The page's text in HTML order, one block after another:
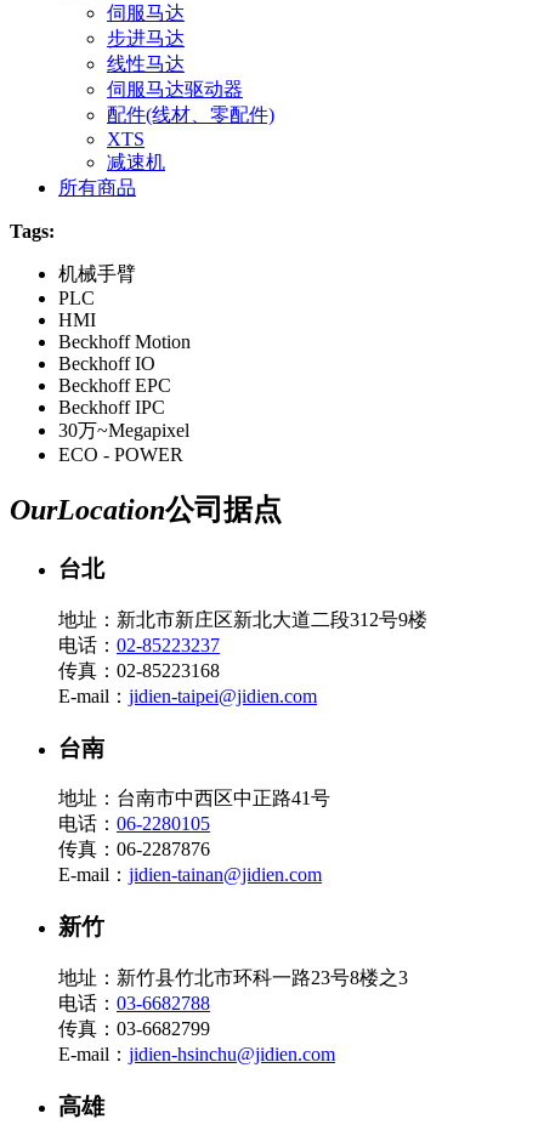
伺服马达
步进马达
线性马达
伺服马达驱动器
配件(线材、零配件)
XTS
减速机
所有商品
Tags:
机械手臂
PLC
HMI
Beckhoff Motion
Beckhoff IO
Beckhoff EPC
Beckhoff IPC
30万~Megapixel
ECO - POWER
OurLocation公司据点
台北
地址：新北市新庄区新北大道二段312号9楼
电话： 02-85223237
传真：02-85223168
E-mail： jidien-taipei@jidien.com
台南
地址：台南市中西区中正路41号
电话： 06-2280105
传真：06-2287876
E-mail： jidien-tainan@jidien.com
新竹
地址：新竹县竹北市环科一路23号8楼之3
电话： 03-6682788
传真：03-6682799
E-mail： jidien-hsinchu@jidien.com
高雄